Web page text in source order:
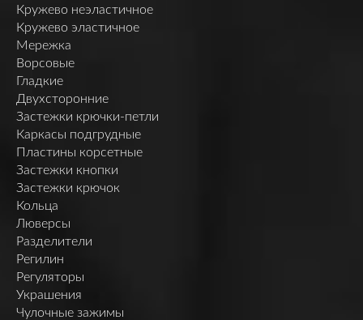
Кружево неэластичное
Кружево эластичное
Мережка
Ворсовые
Гладкие
Двухсторонние
Застежки крючки-петли
Каркасы подгрудные
Пластины корсетные
Застежки кнопки
Застежки крючок
Кольца
Люверсы
Разделители
Регилин
Регуляторы
Украшения
Чулочные зажимы